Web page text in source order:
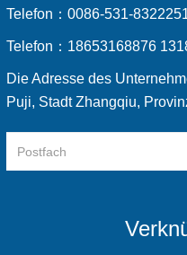
Telefon： 0086-531-
Telefon： 18653168876
Die Adresse des
Puji, Stadt Zhangqiu,